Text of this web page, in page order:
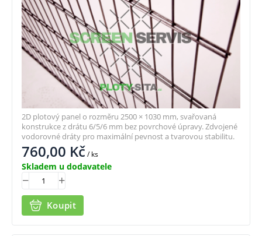
760,00 Kč/ ks
Skladem u dodavatele
Koupit
2D plotový panel o rozměru 2500 × 1030 mm, svařovaná
konstrukce z drátu 6/5/6 mm bez povrchové úpravy. Zdvojené
vodorovné dráty pro maximální pevnost a tvarovou stabilitu.